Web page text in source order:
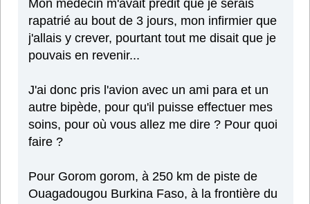
Mon médecin m'avait prédit que je serais
rapatrié au bout de 3 jours, mon infirmier que
j'allais y crever, pourtant tout me disait que je
pouvais en revenir...
J'ai donc pris l'avion avec un ami para et un
autre bipède, pour qu'il puisse effectuer mes
soins, pour où vous allez me dire ? Pour quoi
faire ?
Pour Gorom gorom, à 250 km de piste de
Ouagadougou Burkina Faso, à la frontière du